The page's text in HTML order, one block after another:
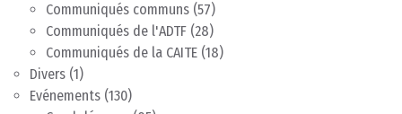
Communiqués communs (57)
Communiqués de l'ADTF (28)
Communiqués de la CAITE (18)
Divers (1)
Evénements (130)